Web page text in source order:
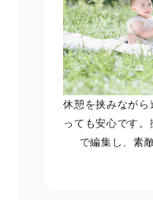
休憩を挟みなが
っても安心です
で編集し、素